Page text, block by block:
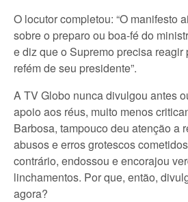
O locutor completou: “O manifesto
sobre o preparo ou boa-fé do
e diz que o Supremo precisa reagir
refém de seu presidente”.
A TV Globo nunca divulgou antes
apoio aos réus, muito menos
Barbosa, tampouco deu atenção a
abusos e erros grotescos
contrário, endossou e encorajou
linchamentos. Por que, então,
agora?